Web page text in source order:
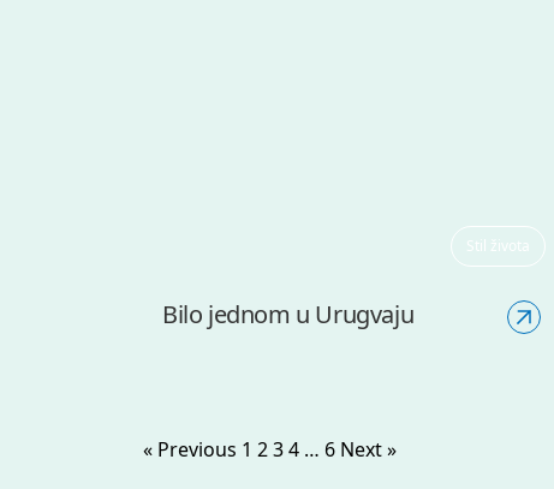
Stil života
Bilo jednom u Urugvaju
« Previous 1 234 … 6 Next »